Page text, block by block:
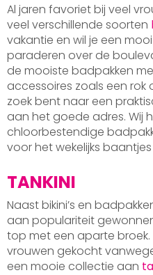
Al jaren favoriet bij veel
veel verschillende soorten
vakantie en wil je een
paraderen over de
de mooiste badpakken
accessoires zoals een rok
zoek bent naar een
aan het goede adres. Wij
chloorbestendige
voor het wekelijks baantjes
TANKINI
Naast bikini’s en
aan populariteit
top met een aparte
vrouwen gekocht
een mooie collectie aan